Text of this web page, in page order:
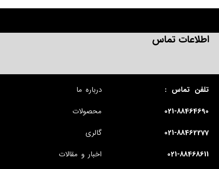
اطلاعات تماس
تلفن تماس :
021-88464690
021-88462277
021-88468611
درباره ما
محصولات
گالری
اخبار و مقالات